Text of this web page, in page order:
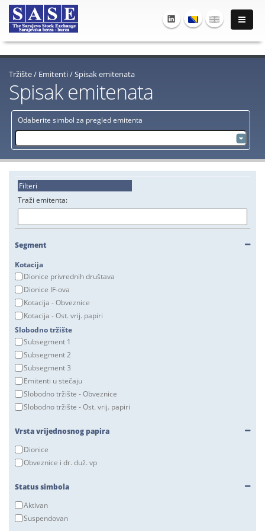
Tržište/ Emitenti/Spisak emitenata
Odaberite simbol za pregled emitenta
Spisak emitenata
Filteri
Traži emitenta:
Segment
Kotacija
Dionice privrednih društava
Dionice IF-ova
Kotacija - Obveznice
Kotacija - Ost. vrij. papiri
Slobodno tržište
Subsegment 1
Subsegment 2
Subsegment 3
Emitenti u stečaju
Slobodno tržište - Obveznice
Slobodno tržište - Ost. vrij. papiri
Vrsta vrijednosnog papira
Dionice
Obveznice i dr. duž. vp
Status simbola
Aktivan
Suspendovan